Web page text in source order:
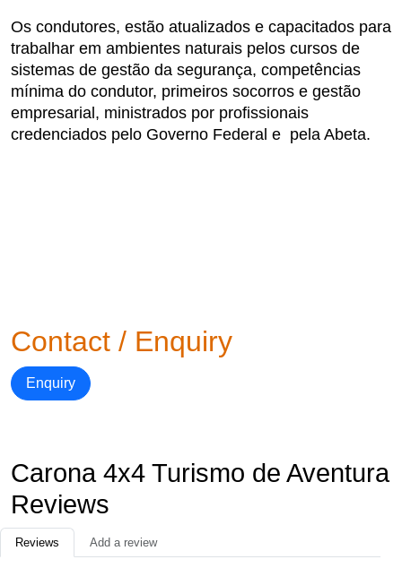
Os condutores, estão atualizados e capacitados para
trabalhar em ambientes naturais pelos cursos de
sistemas de gestão da segurança, competências
mínima do condutor, primeiros socorros e gestão
empresarial, ministrados por profissionais
credenciados pelo Governo Federal e pela Abeta.
Contact / Enquiry
Enquiry
Carona 4x4 Turismo de Aventura
Reviews
Reviews Add a review